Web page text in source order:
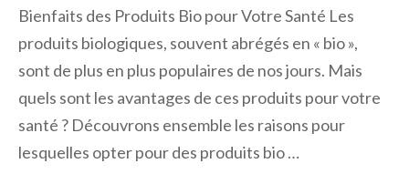
Bienfaits des Produits Bio pour Votre Santé Les
produits biologiques, souvent abrégés en « bio »,
sont de plus en plus populaires de nos jours. Mais
quels sont les avantages de ces produits pour votre
santé ? Découvrons ensemble les raisons pour
lesquelles opter pour des produits bio …